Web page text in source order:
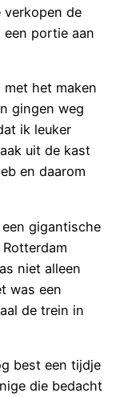
verkopen de
portie aan
het maken
gingen weg
ik leuker
uit de kast
en daarom
gigantische
niet alleen
was een
de trein in
best een tijdje
die bedacht